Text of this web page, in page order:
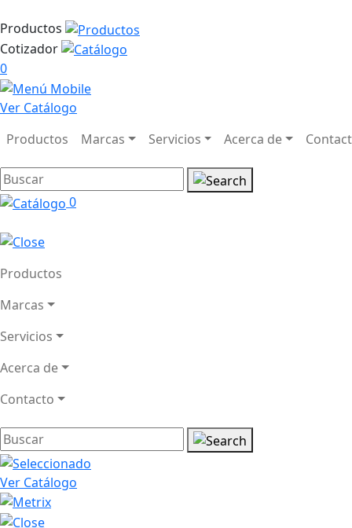
Productos
Cotizador
0
Ver Catálogo
Productos
Marcas Servicios Acerca de
0
Productos
Marcas
Servicios
Acerca de
Contacto
Ver Catálogo